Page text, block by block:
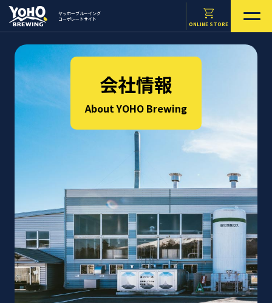
ヤッホーブルーイング
コーポレートサイト
ONLINE STORE
会社情報
About YOHO Brewing